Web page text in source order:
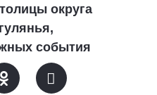
округа
события